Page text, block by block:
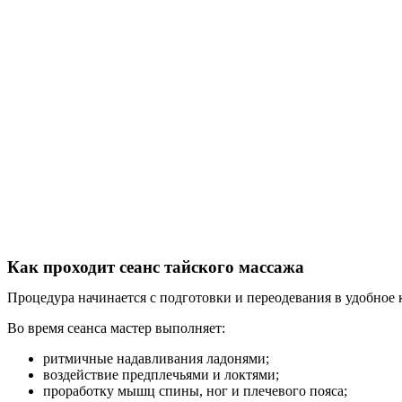
Как проходит сеанс тайского массажа
Процедура начинается с подготовки и переодевания в удобное
Во время сеанса мастер выполняет:
ритмичные надавливания ладонями;
воздействие предплечьями и локтями;
проработку мышц спины, ног и плечевого пояса;